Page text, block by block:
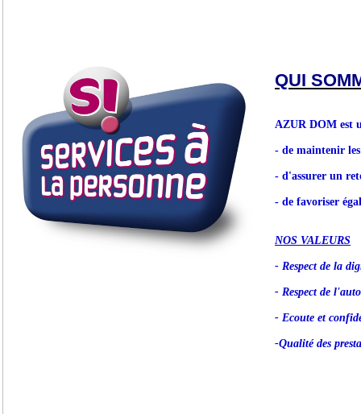
QUI
AZUR DOM est
- de maintenir les
- d'assurer un
- de favoriser
NOS VALEURS
- Respect de la
- Respect de
- Ecoute et
-Qualité des